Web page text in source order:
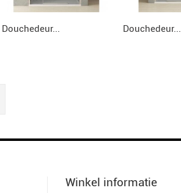
Douchedeur... Douchedeur...
Winkel informatie